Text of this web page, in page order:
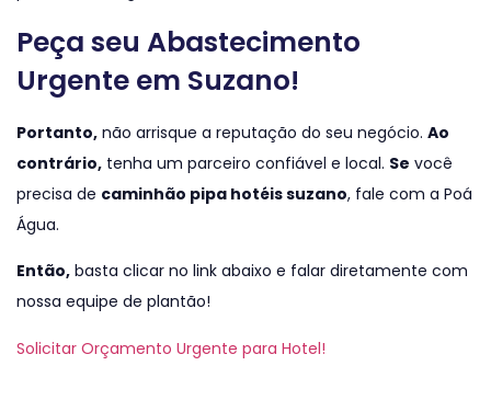
Peça seu Abastecimento
Urgente em Suzano!
Portanto, não arrisque a reputação do seu negócio. Ao
contrário, tenha um parceiro confiável e local. Se você
precisa de caminhão pipa hotéis suzano, fale com a Poá
Água.
Então, basta clicar no link abaixo e falar diretamente com
nossa equipe de plantão!
Solicitar Orçamento Urgente para Hotel!